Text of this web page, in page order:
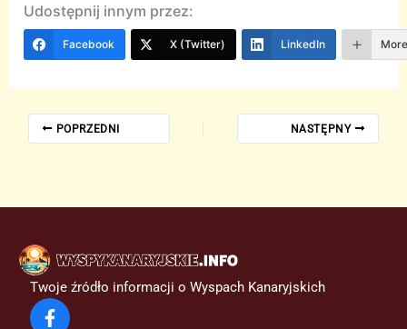
Udostępnij innym przez:
Facebook X (Twitter) LinkedIn
POPRZEDNI NASTĘPNY
Twoje źródło informacji o Wyspach Kanaryjskich